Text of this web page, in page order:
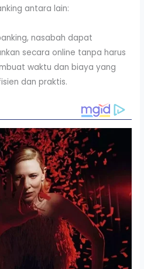
antara lain:
nasabah dapat
secara online tanpa harus
waktu dan biaya yang
dan praktis.